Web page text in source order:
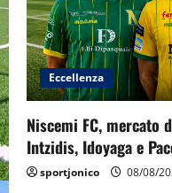
Eccellenza
Niscemi FC, mercato
Intzidis, Idoyaga e
sportjonico 08/08/